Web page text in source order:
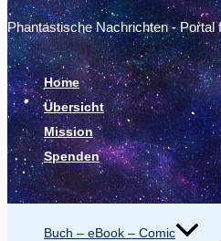
Phantastische Nachrichten - Portal
Home
Übersicht
Mission
Spenden
Suchen
Buch – eBook – Comic